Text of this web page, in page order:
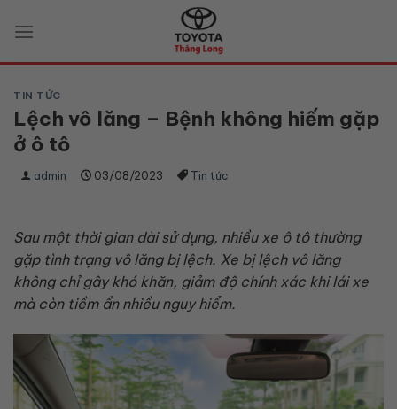
TIN TỨC
Lệch vô lăng – Bệnh không hiếm gặp
ở ô tô
admin 03/08/2023 Tin tức
Sau một thời gian dài sử dụng, nhiều xe ô tô thường
gặp tình trạng vô lăng bị lệch. Xe bị lệch vô lăng
không chỉ gây khó khăn, giảm độ chính xác khi lái xe
mà còn tiềm ẩn nhiều nguy hiểm.